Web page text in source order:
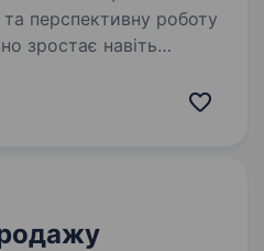
перспективну роботу
зростає навіть
перша в Україні виїзна